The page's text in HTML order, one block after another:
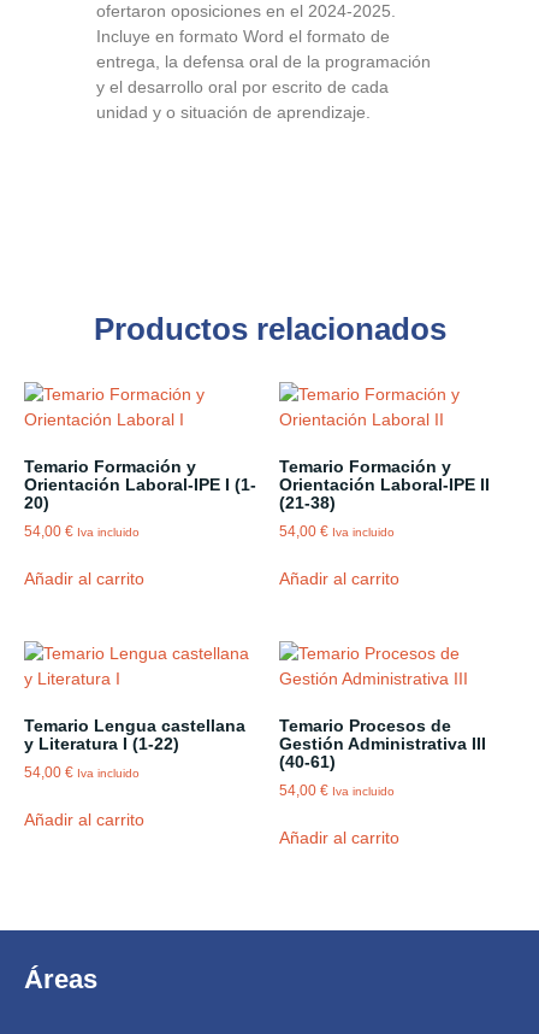
ofertaron oposiciones en el 2024-2025.
Incluye en formato Word el formato de
entrega, la defensa oral de la programación
y el desarrollo oral por escrito de cada
unidad y o situación de aprendizaje.
Productos relacionados
Temario Formación y
Orientación Laboral-IPE I (1-
20)
54,00 € Iva incluido
Añadir al carrito
Temario Formación y
Orientación Laboral-IPE II
(21-38)
54,00€ Iva incluido
Añadir al carrito
Temario Lengua castellana
y Literatura I (1-22)
54,00 € Iva incluido
Añadir al carrito
Temario Procesos de
Gestión Administrativa III
(40-61)
54,00€ Iva incluido
Añadir al carrito
Áreas